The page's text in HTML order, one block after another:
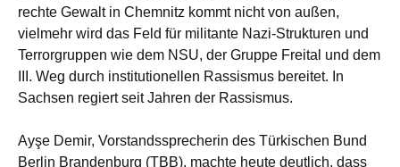
rechte Gewalt in Chemnitz kommt nicht von außen,
vielmehr wird das Feld für militante Nazi-Strukturen und
Terrorgruppen wie dem NSU, der Gruppe Freital und dem
III. Weg durch institutionellen Rassismus bereitet. In
Sachsen regiert seit Jahren der Rassismus.
Ayşe Demir, Vorstandssprecherin des Türkischen Bund
Berlin Brandenburg (TBB), machte heute deutlich, dass